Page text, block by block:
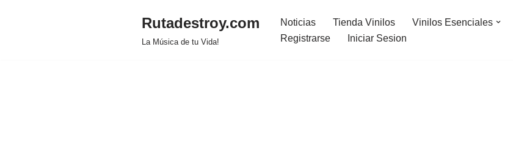
Rutadestroy.com
La Música de tu Vida!
Noticias Tienda Vinilos Vinilos Esenciales
Registrarse
Iniciar Sesion